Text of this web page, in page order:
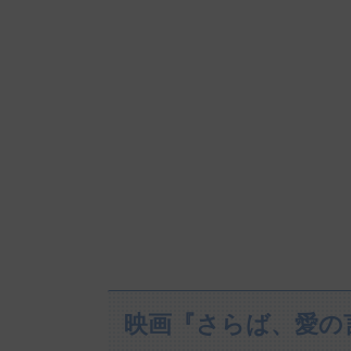
映画『さらば、愛